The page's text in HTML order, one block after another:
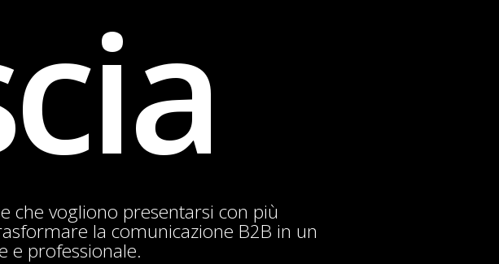
che vogliono presentarsi con più
la comunicazione B2B in un
e professionale.